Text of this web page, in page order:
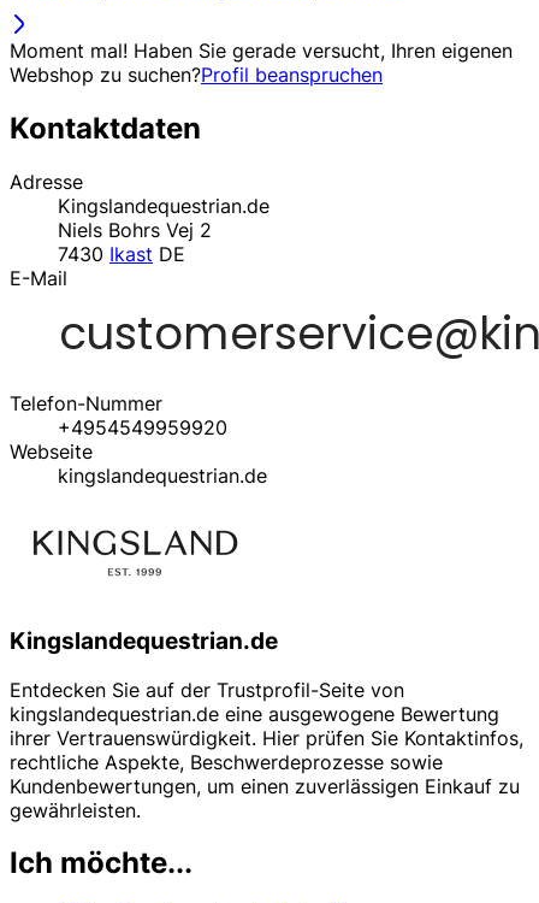
Moment mal! Haben Sie gerade versucht, Ihren eigenen
Webshop zu suchen?Profil beanspruchen
Kontaktdaten
Adresse
Kingslandequestrian.de
Niels Bohrs Vej 2
7430 Ikast DE
E-Mail
Telefon-Nummer
+4954549959920
Webseite
kingslandequestrian.de
Kingslandequestrian.de
Entdecken Sie auf der Trustprofil-Seite von
kingslandequestrian.de eine ausgewogene Bewertung
ihrer Vertrauenswürdigkeit. Hier prüfen Sie Kontaktinfos,
rechtliche Aspekte, Beschwerdeprozesse sowie
Kundenbewertungen, um einen zuverlässigen Einkauf zu
gewährleisten.
Ich möchte...